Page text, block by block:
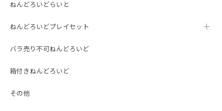
ねんどろいどらいと
ねんどろいどプレイセット
バラ売り不可ねんどろいど
箱付きねんどろいど
その他